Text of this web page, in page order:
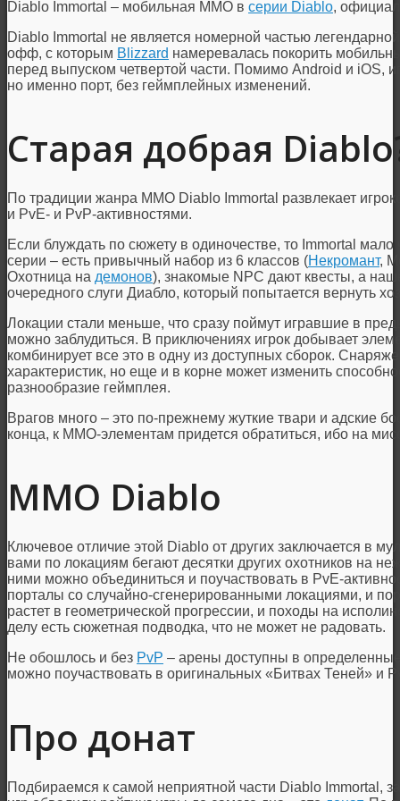
Diablo Immortal – мобильная MMO в серии Diablo,
Diablo Immortal не является номерной частью
офф, с которым Blizzard намеревалась покорить
перед выпуском четвертой части. Помимо Android и iOS,
но именно порт, без геймплейных изменений.
Старая добрая
По традиции жанра MMO Diablo Immortal развлекает
и PvE- и PvP-активностями.
Если блуждать по сюжету в одиночестве, то Immortal
серии – есть привычный набор из 6 классов (Некромант,
Охотница на демонов), знакомые NPC дают квесты, а
очередного слуги Диабло, который попытается вернуть
Локации стали меньше, что сразу поймут игравшие в
можно заблудиться. В приключениях игрок добывает
комбинирует все это в одну из доступных сборок.
характеристик, но еще и в корне может изменить
разнообразие геймплея.
Врагов много – это по-прежнему жуткие твари и адские
конца, к MMO-элементам придется обратиться, ибо на
MMO Diablo
Ключевое отличие этой Diablo от других заключается в
вами по локациям бегают десятки других охотников на
ними можно объединиться и поучаствовать в PvE-
порталы со случайно-сгенерированными локациями, и
растет в геометрической прогрессии, и походы на
делу есть сюжетная подводка, что не может не радовать.
Не обошлось и без PvP – арены доступны в
можно поучаствовать в оригинальных «Битвах Теней» и
Про донат
Подбираемся к самой неприятной части Diablo Immortal,